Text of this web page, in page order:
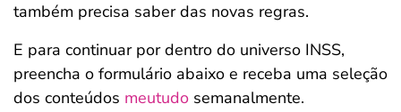
também precisa saber das novas regras.
E para continuar por dentro do universo INSS,
preencha o formulário abaixo e receba uma seleção
dos conteúdos meutudo semanalmente.